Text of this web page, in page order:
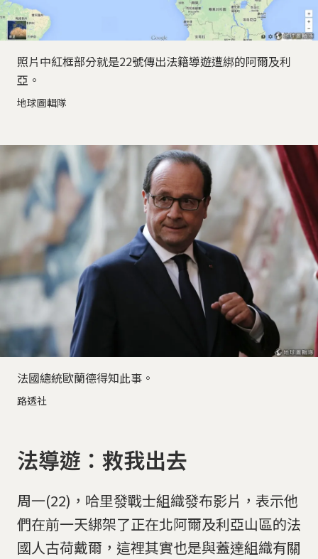
照片中紅框部分就是22號傳出法籍導遊遭綁的阿爾及利
亞。
地球圖輯隊
法國總統歐蘭德得知此事。
路透社
法導遊：救我出去
周一(22)，哈里發戰士組織發布影片，表示他
們在前一天綁架了正在北阿爾及利亞山區的法
國人古荷戴爾，這裡其實也是與蓋達組織有關